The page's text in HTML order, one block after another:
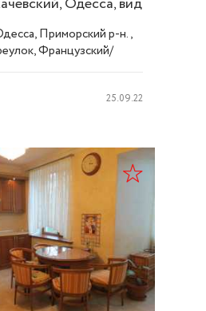
Приморский р-н.,
Французский/
25.09.22